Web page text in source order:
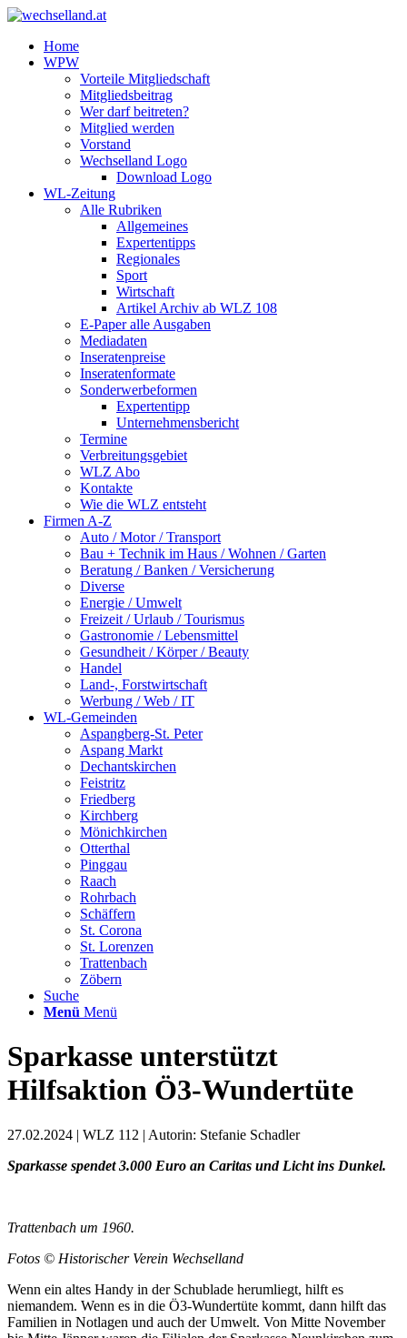
Home
WPW
Vorteile Mitgliedschaft
Mitgliedsbeitrag
Wer darf beitreten?
Mitglied werden
Vorstand
Wechselland Logo
Download Logo
WL-Zeitung
Alle Rubriken
Allgemeines
Expertentipps
Regionales
Sport
Wirtschaft
Artikel Archiv ab WLZ 108
E-Paper alle Ausgaben
Mediadaten
Inseratenpreise
Inseratenformate
Sonderwerbeformen
Expertentipp
Unternehmensbericht
Termine
Verbreitungsgebiet
WLZ Abo
Kontakte
Wie die WLZ entsteht
Firmen A-Z
Auto / Motor / Transport
Bau + Technik im Haus / Wohnen / Garten
Beratung / Banken / Versicherung
Diverse
Energie / Umwelt
Freizeit / Urlaub / Tourismus
Gastronomie / Lebensmittel
Gesundheit / Körper / Beauty
Handel
Land-, Forstwirtschaft
Werbung / Web / IT
WL-Gemeinden
Aspangberg-St. Peter
Aspang Markt
Dechantskirchen
Feistritz
Friedberg
Kirchberg
Mönichkirchen
Otterthal
Pinggau
Raach
Rohrbach
Schäffern
St. Corona
St. Lorenzen
Trattenbach
Zöbern
Suche
Menü Menü
Sparkasse unterstützt
Hilfsaktion Ö3-Wundertüte
27.02.2024 | WLZ 112 | Autorin: Stefanie Schadler
Sparkasse spendet 3.000 Euro an Caritas und Licht ins Dunkel.
Trattenbach um 1960.
Fotos © Historischer Verein Wechselland
Wenn ein altes Handy in der Schublade herumliegt, hilft es
niemandem. Wenn es in die Ö3-Wundertüte kommt, dann hilft das
Familien in Notlagen und auch der Umwelt. Von Mitte November